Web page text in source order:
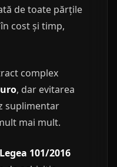
de toate părțile
cost și timp,
complex
, dar evitarea
suplimentar
mai mult.
Legea 101/2016